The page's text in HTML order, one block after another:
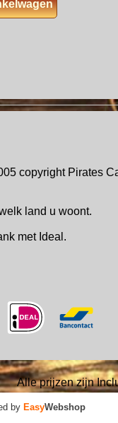
copyright
land u woont.
met Ideal.
Alle prijzen zijn
by EasyWebshop